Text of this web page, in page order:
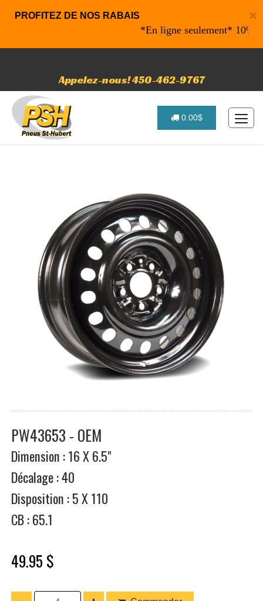
×
PROFITEZ DE NOS RABAIS
*En ligne seulement* 10% de
Appelez-nous! 450-462-9767
0.00$
PW43653 - OEM
Dimension : 16 X 6.5"
Décalage : 40
Disposition : 5 X 110
CB : 65.1
49.95 $